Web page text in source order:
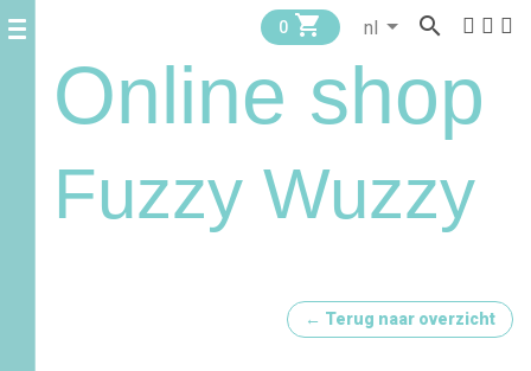
0  
Online shop
Fuzzy Wuzzy
← Terug naar overzicht